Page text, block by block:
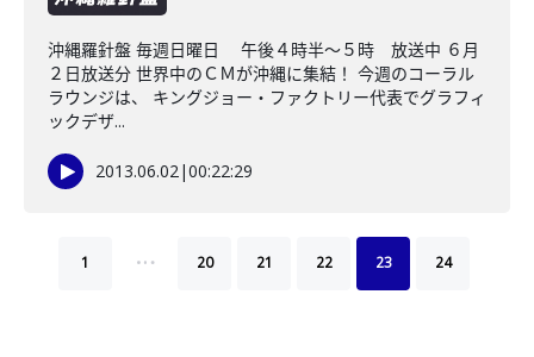
沖縄羅針盤 毎週日曜日 午後４時半～５時 放送中 ６月
２日放送分 世界中のＣＭが沖縄に集結！ 今週のコーラル
ラウンジは、 キングジョー・ファクトリー代表でグラフィ
ックデザ...
2013.06.02|00:22:29
1 … 20 21 22 23 24